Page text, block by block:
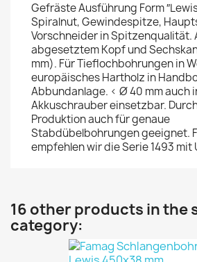
Gefräste Ausführung Form
Spiralnut, Gewindespitze,
Vorschneider in Spitzenqualität.
abgesetztem Kopf und
mm). Für Tieflochbohrungen in
europäisches Hartholz in
Abbundanlage. < Ø 40 mm auch
Akkuschrauber einsetzbar.
Produktion auch für genaue
Stabdübelbohrungen geeignet.
empfehlen wir die Serie 1493 mit
16 other products in the
category: